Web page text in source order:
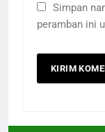
Simpan
peramban ini